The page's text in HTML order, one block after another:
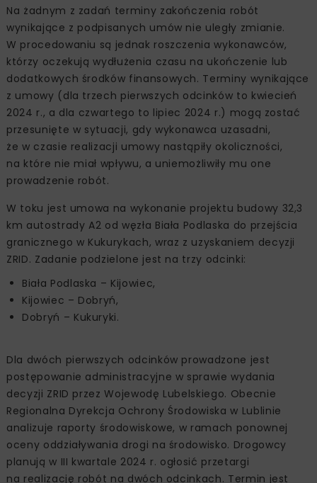
Na żadnym z zadań terminy zakończenia robót
wynikające z podpisanych umów nie uległy zmianie.
W procedowaniu są jednak roszczenia wykonawców,
którzy oczekują wydłużenia czasu na ukończenie lub
dodatkowych środków finansowych. Terminy wynikające
z umowy (dla trzech pierwszych odcinków to kwiecień
2024 r., a dla czwartego to lipiec 2024 r.) mogą zostać
przesunięte w sytuacji, gdy wykonawca uzasadni,
że w czasie realizacji umowy nastąpiły okoliczności,
na które nie miał wpływu, a uniemożliwiły mu one
prowadzenie robót.
W toku jest umowa na wykonanie projektu budowy 32,3
km autostrady A2 od węzła Biała Podlaska do przejścia
granicznego w Kukurykach, wraz z uzyskaniem decyzji
ZRID. Zadanie podzielone jest na trzy odcinki:
Biała Podlaska – Kijowiec,
Kijowiec – Dobryń,
Dobryń – Kukuryki.
Dla dwóch pierwszych odcinków prowadzone jest
postępowanie administracyjne w sprawie wydania
decyzji ZRID przez Wojewodę Lubelskiego. Obecnie
Regionalna Dyrekcja Ochrony Środowiska w Lublinie
analizuje raporty środowiskowe, w ramach ponownej
oceny oddziaływania drogi na środowisko. Drogowcy
planują w III kwartale 2024 r. ogłosić przetargi
na realizację robót na dwóch odcinkach. Termin jest